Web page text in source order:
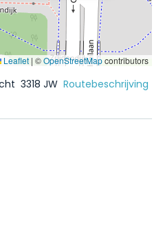
Leaflet | ©OpenStreetMapcontributors
3318 JW Routebeschrijving